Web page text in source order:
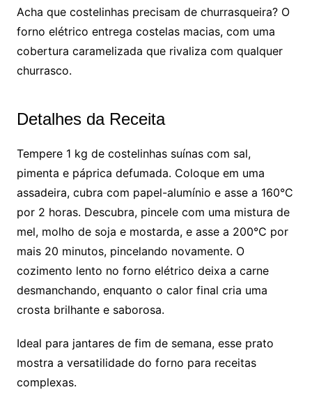
Acha que costelinhas precisam de churrasqueira? O
forno elétrico entrega costelas macias, com uma
cobertura caramelizada que rivaliza com qualquer
churrasco.
Detalhes da Receita
Tempere 1 kg de costelinhas suínas com sal,
pimenta e páprica defumada. Coloque em uma
assadeira, cubra com papel-alumínio e asse a 160°C
por 2 horas. Descubra, pincele com uma mistura de
mel, molho de soja e mostarda, e asse a 200°C por
mais 20 minutos, pincelando novamente. O
cozimento lento no forno elétrico deixa a carne
desmanchando, enquanto o calor final cria uma
crosta brilhante e saborosa.
Ideal para jantares de fim de semana, esse prato
mostra a versatilidade do forno para receitas
complexas.